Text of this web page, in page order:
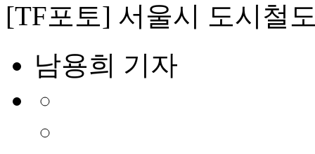
[TF포토] 서울시 도시철
남용희 기자